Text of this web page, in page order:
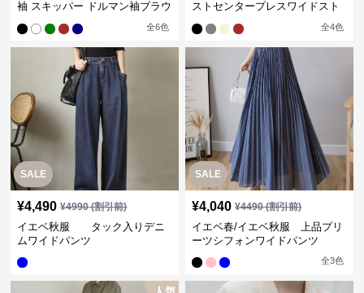
袖 スキッパー ドルマン袖ブラウ
全6色
ストセンタープレスワイドスト
全4色
SALE
¥4,490 ¥4990(割引前)
イエベ秋服 タック入りデニ
ムワイドパンツ
SALE
¥4,040 ¥4490(割引前)
イエベ春/イエベ秋服 上品プリ
ーツシフォンワイドパンツ
全3色